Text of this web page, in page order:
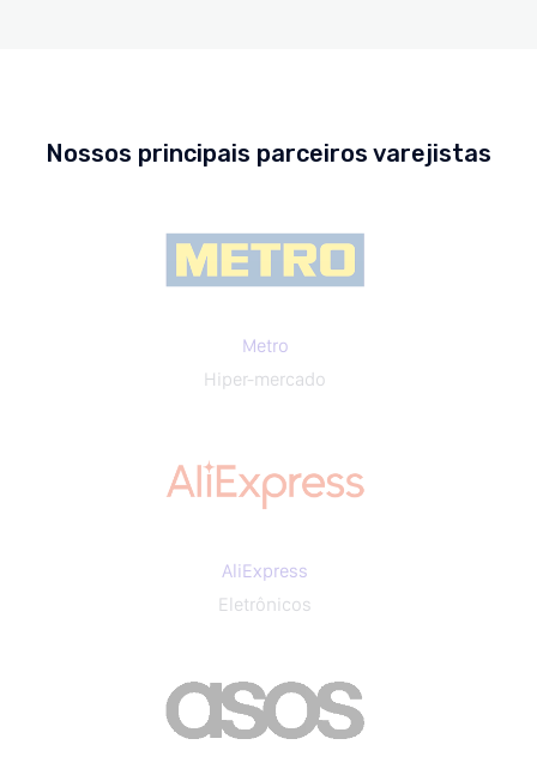
Nossos principais parceiros varejistas
Metro
Hiper-mercado
AliExpress
Eletrônicos